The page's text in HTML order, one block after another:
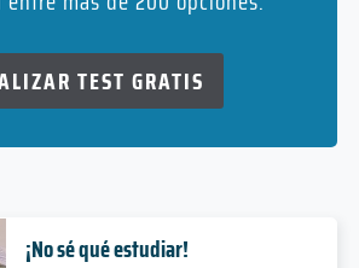
TEST GRATIS
¡No sé qué estudiar!